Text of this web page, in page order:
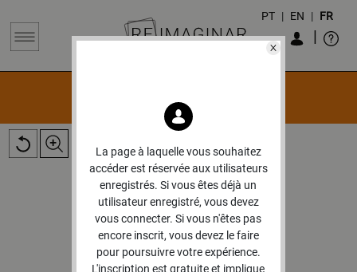
|
PT | EN | FR
PESQUISA DE OBRAS